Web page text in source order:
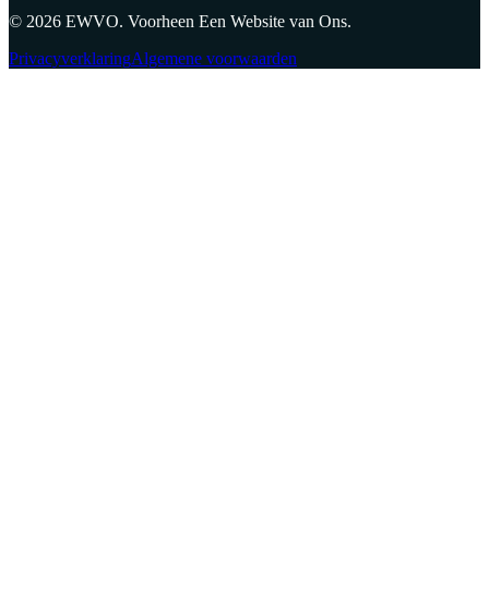
© 2026 EWVO. Voorheen Een Website van Ons.
PrivacyverklaringAlgemene voorwaarden